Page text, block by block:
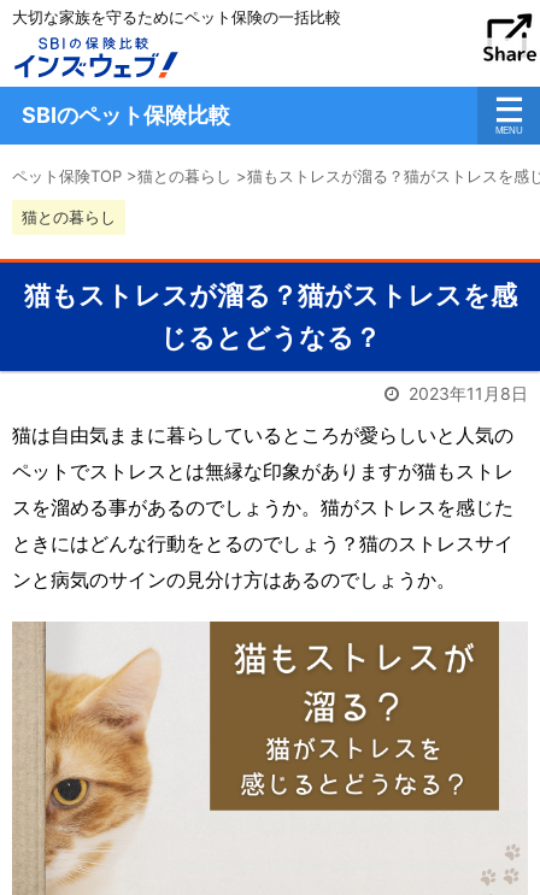
大切な家族を守るためにペット保険の一括比較
SBIのペット保険比較
ペット保険TOP >猫との暮らし >猫もストレスが溜る？猫がストレスを感
猫との暮らし
猫もストレスが溜る？猫がストレスを感
じるとどうなる？
2023年11月8日
猫は自由気ままに暮らしているところが愛らしいと人気の
ペットでストレスとは無縁な印象がありますが猫もストレ
スを溜める事があるのでしょうか。猫がストレスを感じた
ときにはどんな行動をとるのでしょう？猫のストレスサイ
ンと病気のサインの見分け方はあるのでしょうか。